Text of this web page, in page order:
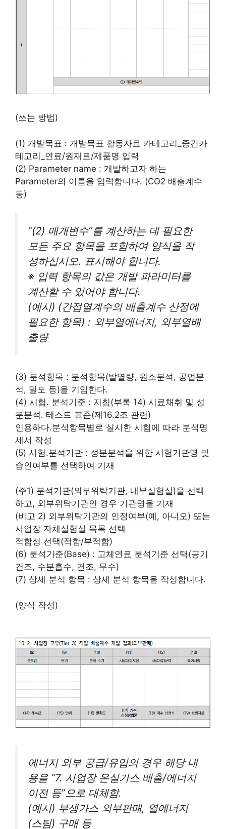
(쓰는 방법)
(1) 개발목표 : 개발목표 활동자료 카테고리_중간카
테고리_연료/원재료/제품명 입력
(2) Parameter name : 개발하고자 하는
Parameter의 이름을 입력합니다. (CO2 배출계수
등)
“(2) 매개변수”를 계산하는 데 필요한
모든 주요 항목을 포함하여 양식을 작
성하십시오. 표시해야 합니다.
※ 입력 항목의 값은 개발 파라미터를
계산할 수 있어야 합니다.
(예시) (간접열계수의 배출계수 산정에
필요한 항목) : 외부열에너지, 외부열배
출량
(3) 분석항목 : 분석항목(발열량, 원소분석, 공업분
석, 밀도 등)을 기입한다.
(4) 시험․ 분석기준 : 지침(부록 14) 시료채취 및 성
분분석․ 테스트 표준(제16.2조 관련)
인용하다.분석항목별로 실시한 시험에 따라 분석명
세서 작성
(5) 시험․분석기관 : 성분분석을 위한 시험기관명 및
승인여부를 선택하여 기재
(주1) 분석기관(외부위탁기관, 내부실험실)을 선택
하고, 외부위탁기관인 경우 기관명을 기재
(비고 2) 외부위탁기관의 인정여부(예, 아니오) 또는
사업장 자체실험실 목록 선택
적합성 선택(적합/부적합)
(6) 분석기준(Base) : 고체연료 분석기준 선택(공기
건조, 수분흡수, 건조, 무수)
(7) 상세 분석 항목 : 상세 분석 항목을 작성합니다.
(양식 작성)
에너지 외부 공급/유입의 경우 해당 내
용을 “7. 사업장 온실가스 배출/에너지
이전 등”으로 대체함.
(예시) 부생가스 외부판매, 열에너지
(스팀) 구매 등